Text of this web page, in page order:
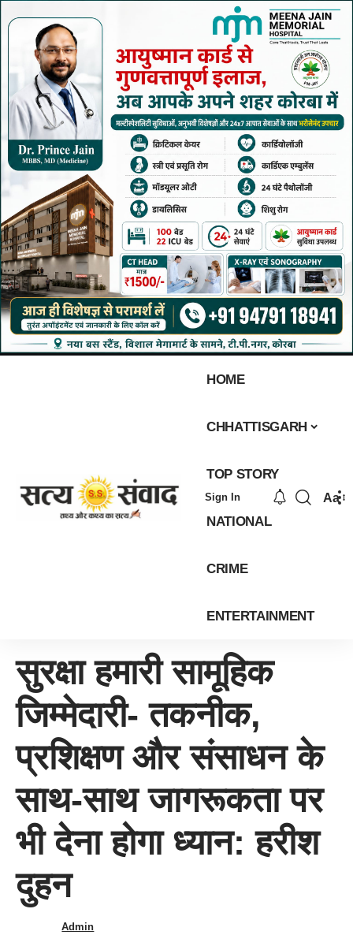
HOME
CHHATTISGARH
TOP STORY
NATIONAL
CRIME
ENTERTAINMENT
Sign In Aa
सुरक्षा हमारी सामूहिक
जिम्मेदारी- तकनीक,
प्रशिक्षण और संसाधन के
साथ-साथ जागरूकता पर
भी देना होगा ध्यान: हरीश
दुहन
Admin